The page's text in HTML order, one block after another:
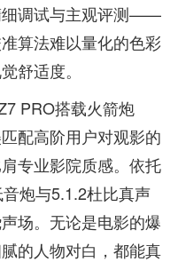
细调试与主观评测——
算法难以量化的色彩
舒适度。
PRO搭载火箭炮
配高阶用户对观影的
专业影院质感。依托
炮与5.1.2杜比真声
场。无论是电影的爆
的人物对白，都能真